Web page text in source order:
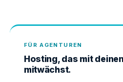
FÜR AGENTUREN
Hosting, das mit
mitwächst.